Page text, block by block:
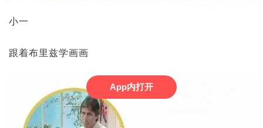
小一
跟着布里兹学画画
App内打开